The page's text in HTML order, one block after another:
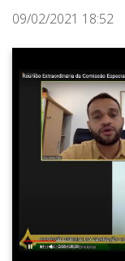
09/02/2021 18:52